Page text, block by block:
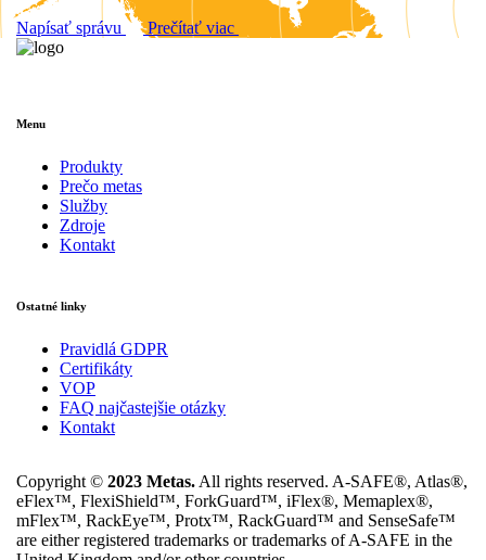
Napísať správu Prečítať viac
Menu
Produkty
Prečo metas
Služby
Zdroje
Kontakt
Ostatné linky
Pravidlá GDPR
Certifikáty
VOP
FAQ najčastejšie otázky
Kontakt
Copyright © 2023 Metas. All rights reserved. A-SAFE®, Atlas®,
eFlex™, FlexiShield™, ForkGuard™, iFlex®, Memaplex®,
mFlex™, RackEye™, Protx™, RackGuard™ and SenseSafe™
are either registered trademarks or trademarks of A-SAFE in the